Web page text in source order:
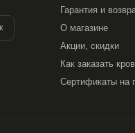
Гарантия и
О магазине
Акции, скидки
Как заказать
Сертификаты на